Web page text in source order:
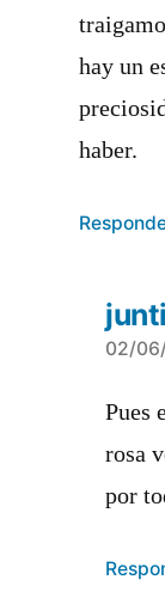
hay un
haber.
dice:
02/
Pues
rosa
por